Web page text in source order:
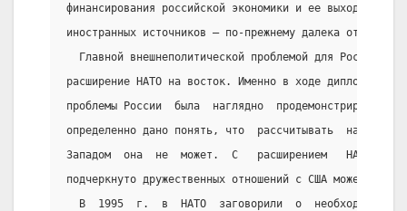
финансирования российской экономики и ее выхода из
иностранных источников — по-прежнему далека от
Главной внешнеполитической проблемой для России с
расширение НАТО на восток. Именно в ходе
проблемы России  была  наглядно
определенно дано понять, что  рассчитывать  на
Западом  она  не  может.  С   расширением   НАТО
подчеркнуто дружественных отношений с США может
В  1995  г.  в  НАТО  заговорили  о  необходимости